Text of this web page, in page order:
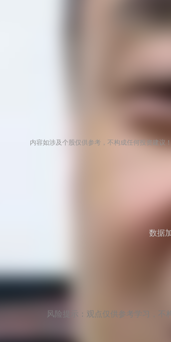
内容如涉及个股仅供参考，不构成任何投资建议
数据
风险提示：观点仅供参考学习，不